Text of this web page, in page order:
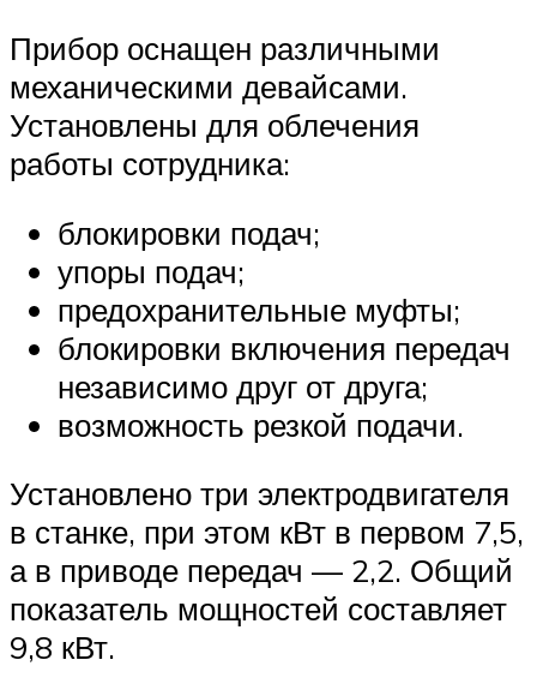
Прибор оснащен различными
механическими девайсами.
Установлены для облечения
работы сотрудника:
блокировки подач;
упоры подач;
предохранительные муфты;
блокировки включения передач
независимо друг от друга;
возможность резкой подачи.
Установлено три электродвигателя
в станке, при этом кВт в первом 7,5,
а в приводе передач — 2,2. Общий
показатель мощностей составляет
9,8 кВт.